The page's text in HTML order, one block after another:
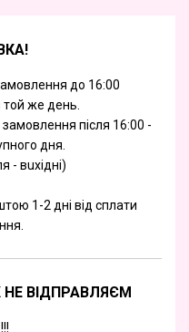
до 16:00
же день.
після 16:00 -
дня.
- вuхiднi)
1-2 дні від сплати
ВІДПРАВЛЯЄМ